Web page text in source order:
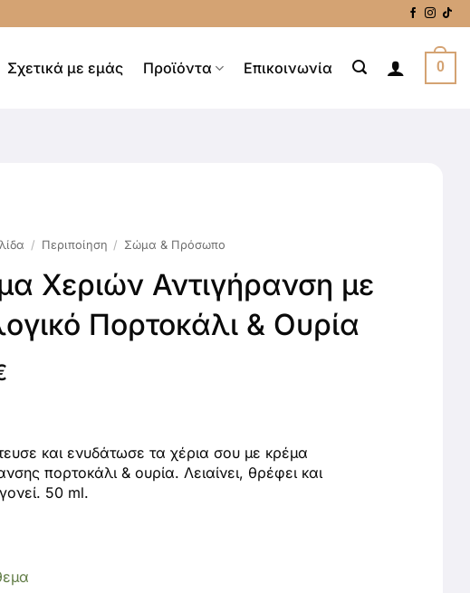
Σχετικά με εμάς Προϊόντα Επικοινωνία 0
/ Περιποίηση / Σώμα & Πρόσωπο
Χεριών Αντιγήρανση με
Πορτοκάλι & Ουρία
και ενυδάτωσε τα χέρια σου με κρέμα
πορτοκάλι & ουρία. Λειαίνει, θρέφει και
50 ml.